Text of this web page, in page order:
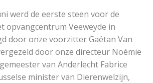
werd de eerste steen voor de
opvangcentrum Veeweyde in
door onze voorzitter Gaëtan Van
door onze directeur Noémie
van Anderlecht Fabrice
minister van Dierenwelzijn,